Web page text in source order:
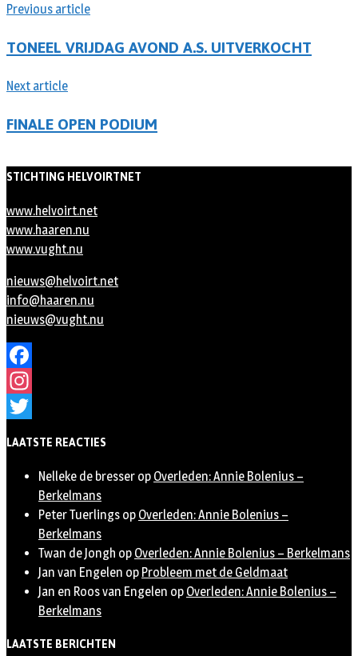
Previous article
TONEEL VRIJDAG AVOND A.S. UITVERKOCHT
Next article
FINALE OPEN PODIUM
STICHTING HELVOIRTNET
www.helvoirt.net
www.haaren.nu
www.vught.nu
nieuws@helvoirt.net
info@haaren.nu
nieuws@vught.nu
Facebook
Instagram
LAATSTE REACTIES
Nelleke de bresser op Overleden: Annie Bolenius –
Berkelmans
Peter Tuerlings op Overleden: Annie Bolenius –
Berkelmans
Twan de Jongh op Overleden: Annie Bolenius – Berkelmans
Jan van Engelen op Probleem met de Geldmaat
Jan en Roos van Engelen op Overleden: Annie Bolenius –
Berkelmans
LAATSTE BERICHTEN